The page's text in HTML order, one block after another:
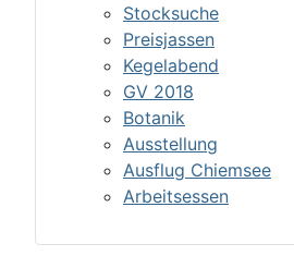
Stocksuche
Preisjassen
Kegelabend
GV 2018
Botanik
Ausstellung
Ausflug Chiemsee
Arbeitsessen